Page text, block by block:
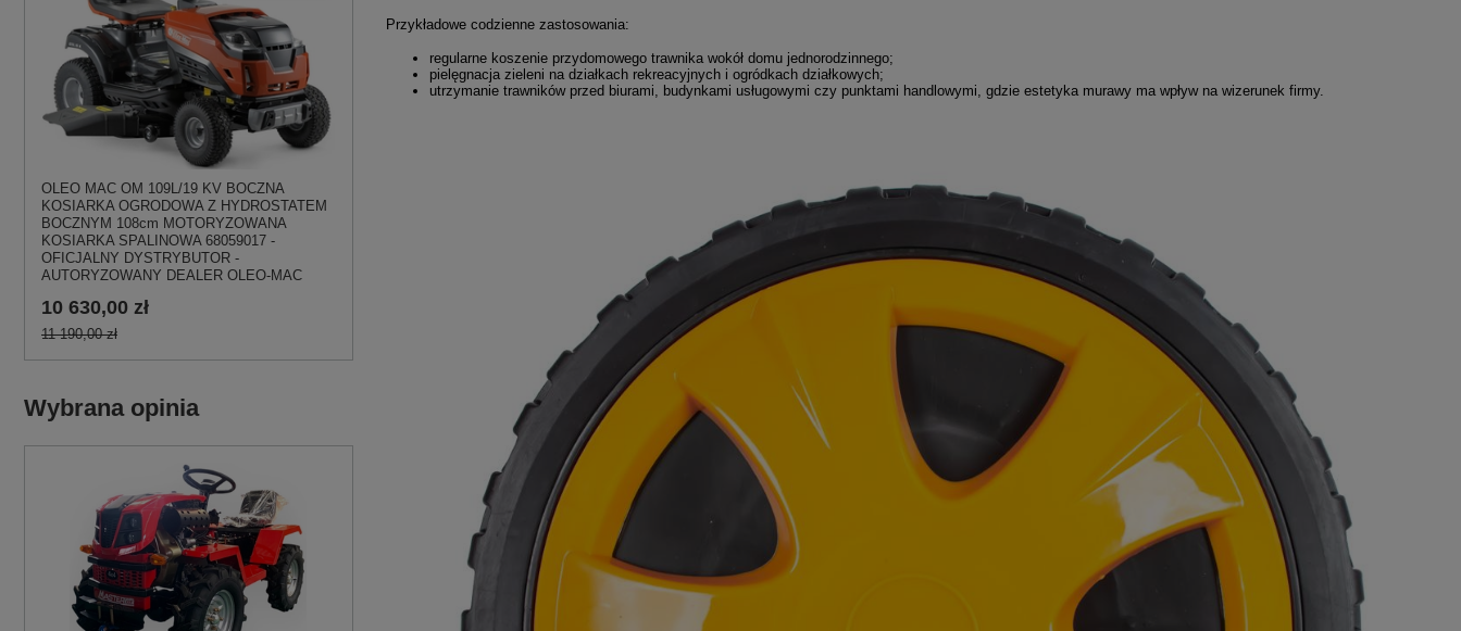
OLEO MAC OM 109L/19 KV BOCZNA
KOSIARKA OGRODOWA Z HYDROSTATEM
BOCZNYM 108cm MOTORYZOWANA
KOSIARKA SPALINOWA 68059017 -
OFICJALNY DYSTRYBUTOR -
AUTORYZOWANY DEALER OLEO-MAC
10 630,00 zł
11 190,00 zł
Wybrana opinia
Przykładowe codzienne zastosowania:
regularne koszenie przydomowego trawnika wokół domu jednorodzinnego;
pielęgnacja zieleni na działkach rekreacyjnych i ogródkach działkowych;
utrzymanie trawników przed biurami, budynkami usługowymi czy punktami handlowymi, gdzie estetyka murawy ma wpływ na wizerunek firmy.